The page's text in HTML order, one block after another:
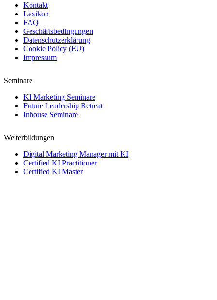
Kontakt
Lexikon
FAQ
Geschäftsbedingungen
Datenschutzerklärung
Cookie Policy (EU)
Impressum
Seminare
KI Marketing Seminare
Future Leadership Retreat
Inhouse Seminare
Weiterbildungen
Digital Marketing Manager mit KI
Certified KI Practitioner
Certified KI Master